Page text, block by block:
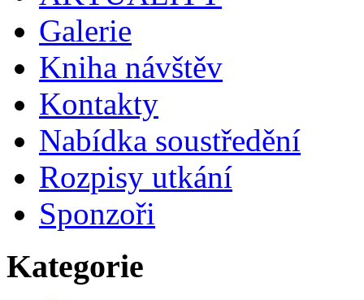
Galerie
Kniha návštěv
Kontakty
Nabídka soustředění
Rozpisy utkání
Sponzoři
Kategorie